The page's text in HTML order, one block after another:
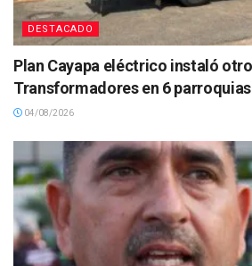
DESTACADO
Plan Cayapa eléctrico instaló
Transformadores en 6
04/08/2026